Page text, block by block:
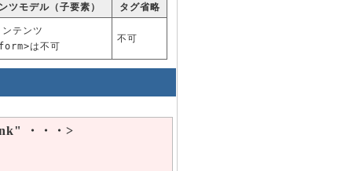
ツモデル（子要素） タグ省略
テンツ
は不可
不可
・・・>